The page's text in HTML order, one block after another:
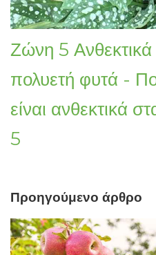
Ζώνη 5
πολυετή φυτά -
είναι ανθεκτικά
5
Προηγούμενο άρθρο